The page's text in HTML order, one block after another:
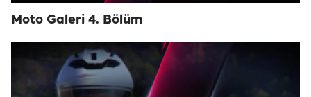
Moto Galeri 4. Bölüm